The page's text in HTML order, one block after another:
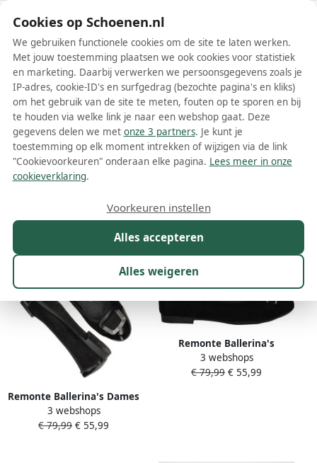
Schoenen.nl
Wis filters Alle filters
Remonte dames ballerinas
Meer lezen
30%
Remonte Ballerina's Dames
Zwart
3 webshops
€ 79,99 € 55,99
Remonte Ballerina's
blokhak pumps business
schoen met sieraandeel
3 webshops
€ 79,99 € 55,99
Cookies op Schoenen.nl
We gebruiken functionele cookies om de site te laten werken.
Met jouw toestemming plaatsen we ook cookies voor statistiek
en marketing. Daarbij verwerken we persoonsgegevens zoals je
IP-adres, cookie-ID's en surfgedrag (bezochte pagina's en kliks)
om het gebruik van de site te meten, fouten op te sporen en bij
te houden via welke link je naar een webshop gaat. Deze
gegevens delen we met onze 3 partners. Je kunt je
toestemming op elk moment intrekken of wijzigen via de link
"Cookievoorkeuren" onderaan elke pagina. Lees meer in onze
cookieverklaring.
Alles accepteren
Alles weigeren
Voorkeuren instellen